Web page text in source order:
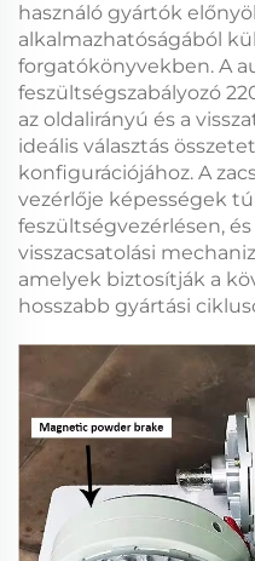
használó gyártók
alkalmazhatóságából
forgatókönyvekben. A
feszültségszabályozó
az oldalirányú és a
ideális választás
konfigurációjához. A
vezérlője képességek
feszültségvezérlésen,
visszacsatolási
amelyek biztosítják a
hosszabb gyártási